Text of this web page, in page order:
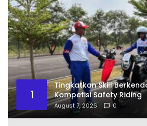
1
Tingkatkan Skill
Kompetisi Safety Riding
August 7, 2026 0